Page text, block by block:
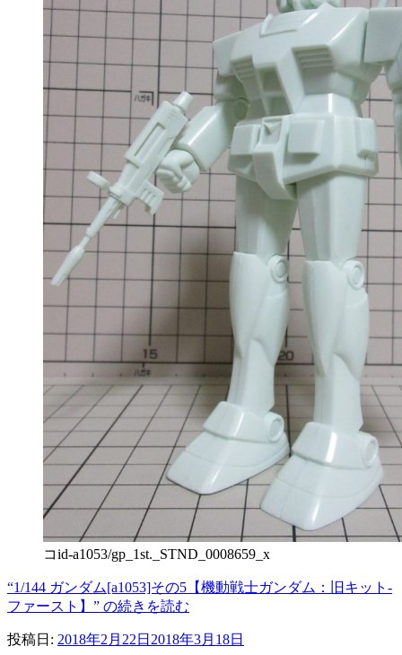
コid-a1053/gp_1st._STND_0008659_x
“1/144 ガンダム[a1053]その5【機動戦士ガンダム：旧キット-
ファースト】” の続きを読む
投稿日: 2018年2月22日 2018年3月18日